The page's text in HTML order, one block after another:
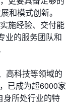
和模式创新。
施经验、交付能
业的服务团队和
高科技等领域的
已成为超6000家
身所处行业的特